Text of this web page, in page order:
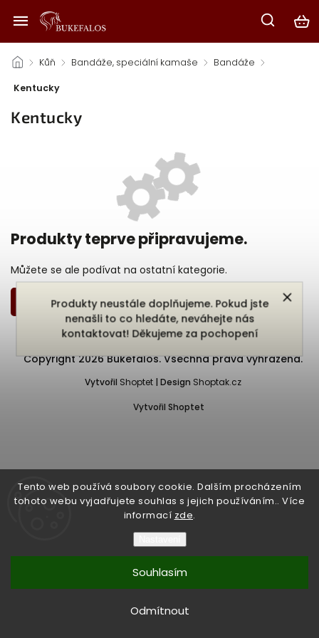
Tento web používá soubory cookie. Dalším procházením
tohoto webu vyjadřujete souhlas s jejich používáním.. Více
informací zde.
Odmítnout
Souhlasím
Produkty neustále doplňujeme. Pokud jste
nenašli to co hledáte, neváhejte nás
kontaktovat! Děkujeme za pochopení
/ Kůň / Bandáže, speciální kamaše / Bandáže /
Kentucky
Kentucky
Produkty teprve připravujeme.
Můžete se ale podívat na ostatní kategorie.
Zpět do obchodu
Vytvořil Shoptet
Copyright 2026 Bukefalos. Všechna práva vyhrazena.
Vytvořil Shoptet | Design Shoptak.cz